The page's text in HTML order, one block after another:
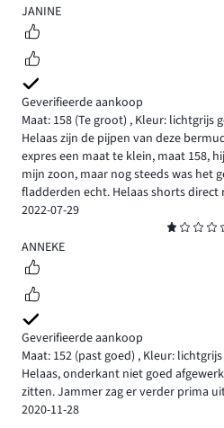
2
JANINE
Geverifieerde aankoop
Maat: 158 (Te groot) , Kleur: lichtgrijs
Helaas zijn de pijpen van deze
expres een maat te klein, maat 158,
mijn zoon, maar nog steeds was het
fladderden echt. Helaas shorts
2022-07-29
1
ANNEKE
Geverifieerde aankoop
Maat: 152 (past goed) , Kleur:
Helaas, onderkant niet goed
zitten. Jammer zag er verder prima
2020-11-28